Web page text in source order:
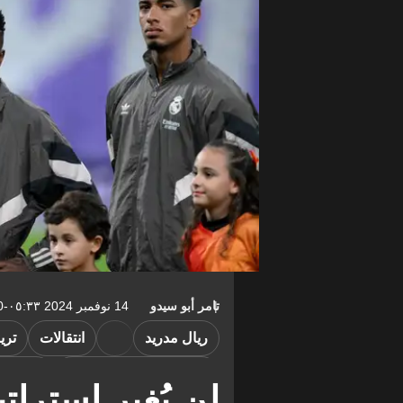
تامر أبو سيدو 14 نوفمبر 2024 ٠٥:٣٣-05:00
ريال مدريد انتقالات